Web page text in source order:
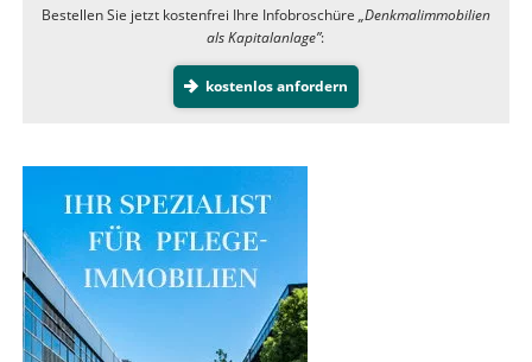
Bestellen Sie jetzt kostenfrei Ihre Infobroschüre „Denkmalimmobilien
als Kapitalanlage”:
kostenlos anfordern